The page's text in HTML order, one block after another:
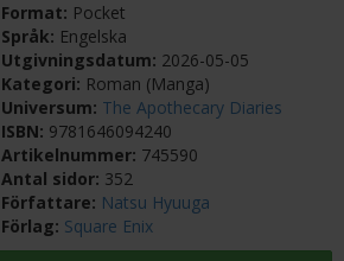
Format: Pocket
Språk: Engelska
Utgivningsdatum: 2026-05-05
Kategori: Roman (Manga)
Universum: The Apothecary Diaries
ISBN: 9781646094240
Artikelnummer: 745590
Antal sidor: 352
Författare: Natsu Hyuuga
Förlag: Square Enix